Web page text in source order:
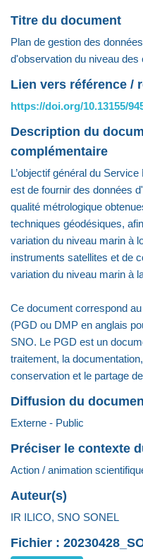
Titre du document
Plan de gestion des
d'observation du niveau des
Lien vers référence /
https://doi.org/10.13155/
Description du
complémentaire
L’objectif général du
est de fournir des données
qualité métrologique
techniques géodésiques,
variation du niveau marin à
instruments satellites et de
variation du niveau marin à
Ce document correspond
(PGD ou DMP en anglais
SNO. Le PGD est un
traitement, la
conservation et le partage
Diffusion du
Externe - Public
Préciser le contexte
Action / animation
Auteur(s)
IR ILICO, SNO SONEL
Fichier :